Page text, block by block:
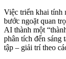
Việc triển khai tính
bước ngoặt quan
AI thành một
phân tích đến sáng
tập – giải trí theo